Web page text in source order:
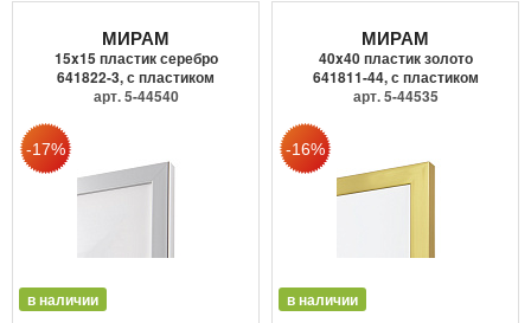
МИРАМ
15x15 пластик серебро
641822-3, с пластиком
арт. 5-44540
в наличии
МИРАМ
40x40 пластик золото
641811-44, с пластиком
арт. 5-44535
в наличии